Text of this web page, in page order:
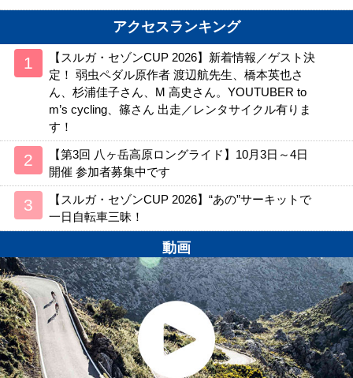
アクセスランキング
【スルガ・セゾンCUP 2026】新着情報／ゲスト決
定！ 弱虫ペダル原作者 渡辺航先生、橋本英也さ
ん、杉浦佳子さん、M 高史さん。YOUTUBER to
m’s cycling、篠さん 出走／レンタサイクル有りま
す！
【第3回 八ヶ岳高原ロングライド】10月3日～4日
開催 参加者募集中です
【スルガ・セゾンCUP 2026】“あの”サーキットで
一日自転車三昧！
動画